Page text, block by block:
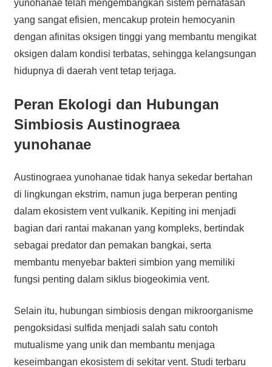
yunohanae telah mengembangkan sistem pernafasan
yang sangat efisien, mencakup protein hemocyanin
dengan afinitas oksigen tinggi yang membantu mengikat
oksigen dalam kondisi terbatas, sehingga kelangsungan
hidupnya di daerah vent tetap terjaga.
Peran Ekologi dan Hubungan
Simbiosis Austinograea
yunohanae
Austinograea yunohanae tidak hanya sekedar bertahan
di lingkungan ekstrim, namun juga berperan penting
dalam ekosistem vent vulkanik. Kepiting ini menjadi
bagian dari rantai makanan yang kompleks, bertindak
sebagai predator dan pemakan bangkai, serta
membantu menyebar bakteri simbion yang memiliki
fungsi penting dalam siklus biogeokimia vent.
Selain itu, hubungan simbiosis dengan mikroorganisme
pengoksidasi sulfida menjadi salah satu contoh
mutualisme yang unik dan membantu menjaga
keseimbangan ekosistem di sekitar vent. Studi terbaru